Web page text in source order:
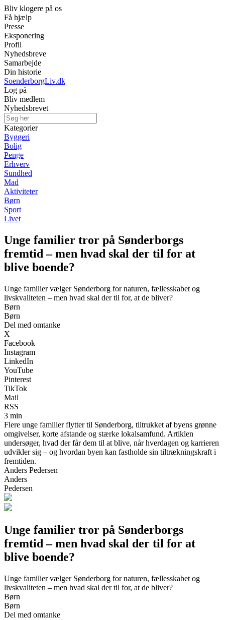
Bliv klogere på os
Få hjælp
Presse
Eksponering
Profil
Nyhedsbreve
Samarbejde
Din historie
SoenderborgLiv.dk
Log på
Bliv medlem
Nyhedsbrevet
Kategorier
Byggeri
Bolig
Penge
Erhverv
Sundhed
Mad
Aktiviteter
Børn
Sport
Livet
Unge familier tror på Sønderborgs
fremtid – men hvad skal der til for at
blive boende?
Unge familier vælger Sønderborg for naturen, fællesskabet og
livskvaliteten – men hvad skal der til for, at de bliver?
Børn
Børn
Del med omtanke
X
Facebook
Instagram
LinkedIn
YouTube
Pinterest
TikTok
Mail
RSS
3 min
Flere unge familier flytter til Sønderborg, tiltrukket af byens grønne
omgivelser, korte afstande og stærke lokalsamfund. Artiklen
undersøger, hvad der får dem til at blive, når hverdagen og karrieren
udvikler sig – og hvordan byen kan fastholde sin tiltrækningskraft i
fremtiden.
Anders Pedersen
Anders
Pedersen
Unge familier tror på Sønderborgs
fremtid – men hvad skal der til for at
blive boende?
Unge familier vælger Sønderborg for naturen, fællesskabet og
livskvaliteten – men hvad skal der til for, at de bliver?
Børn
Børn
Del med omtanke